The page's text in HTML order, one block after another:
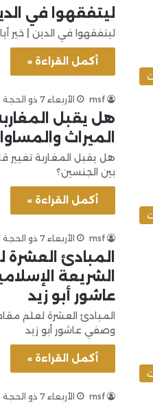
ليتفقهوا في
ليتفقهوا في الدين | خير
أكمل القراءة »
msf الأربعاء 7 ذو الحجة 1443هـ 6-7-2022م
هل يقبل
الميراث
هل يقبل المغاربة تغيير
بين الجنسين؟
أكمل القراءة »
msf الأربعاء 7 ذو الحجة 1443هـ 6-7-2022م
المبادئ
الشريعة
عاشور أبو زيد
المبادئ العشرة لعلم
وصفي عاشور أبو زيد
أكمل القراءة »
msf الأربعاء 7 ذو الحجة 1443هـ 6-7-2022م